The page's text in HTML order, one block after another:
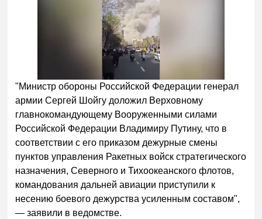
"Министр обороны Российской Федерации генерал
армии Сергей Шойгу доложил Верховному
главнокомандующему Вооруженными силами
Российской Федерации Владимиру Путину, что в
соответствии с его приказом дежурные смены
пунктов управления Ракетных войск стратегического
назначения, Северного и Тихоокеанского флотов,
командования дальней авиации приступили к
несению боевого дежурства усиленным составом",
— заявили в ведомстве.